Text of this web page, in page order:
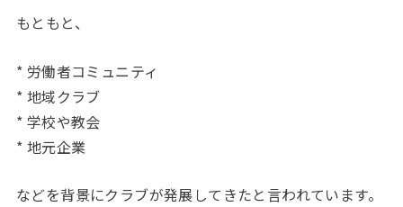
もともと、
* 労働者コミュニティ
* 地域クラブ
* 学校や教会
* 地元企業
などを背景にクラブが発展してきたと言われています。